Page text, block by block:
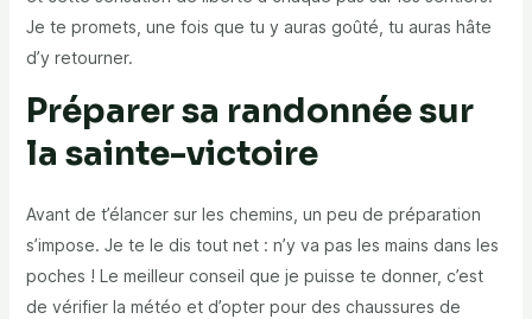
Je te promets, une fois que tu y auras goûté, tu auras hâte
d’y retourner.
Préparer sa randonnée sur
la sainte-victoire
Avant de t’élancer sur les chemins, un peu de préparation
s’impose. Je te le dis tout net : n’y va pas les mains dans les
poches ! Le meilleur conseil que je puisse te donner, c’est
de vérifier la météo et d’opter pour des chaussures de